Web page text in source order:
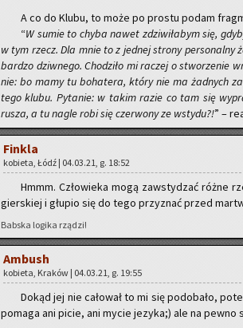
A co do Klubu, to może po pro­stu podam
“W sumie to chyba nawet zdzi­wi­ła­bym się,
w tym rzecz. Dla mnie to z jed­nej stro­ny
bar­dzo dziw­ne­go. Cho­dzi­ło mi ra­czej o stwo­rze­nie
nie: bo mamy tu bo­ha­te­ra, który nie ma żad­nych
tego klubu. Py­ta­nie: w takim razie co tam się
rusza, a tu nagle robi się czer­wo­ny ze wsty­du?!” –
Fin­kla
ko­bie­ta, Łódź | 04.03.21, g. 18:52
Hmmm. Czło­wie­ka mogą za­wsty­dzać różne
gier­skiej i głu­pio się do tego przy­znać przed
Bab­ska lo­gi­ka rzą­dzi!
Am­bush
ko­bie­ta, Kra­ków | 04.03.21, g. 19:55
Dokąd jej nie ca­ło­wał to mi się po­do­ba­ło,
po­ma­ga ani picie, ani mycie je­zy­ka;) ale na pewno